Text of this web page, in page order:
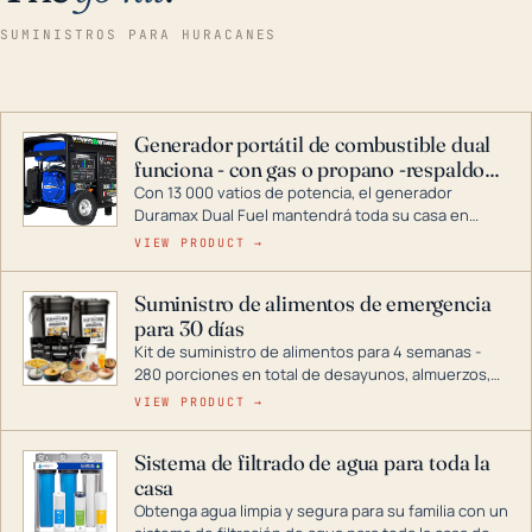
SUMINISTROS PARA HURACANES
Generador portátil de combustible dual
funciona - con gas o propano -respaldo
para el hogar
Con 13 000 vatios de potencia, el generador
Duramax Dual Fuel mantendrá toda su casa en
funcionamiento durante una tormenta o un corte
combustible dual, con una gama completa que
abarca desde inversores digitales hasta
generadores que pueden alimentar toda su casa.
VIEW PRODUCT →
Suministro de alimentos de emergencia
para 30 días
Kit de suministro de alimentos para 4 semanas -
280 porciones en total de desayunos, almuerzos,
cenas y postres. Se puede almacenar durante
VIEW PRODUCT →
Sistema de filtrado de agua para toda la
casa
Obtenga agua limpia y segura para su familia con un